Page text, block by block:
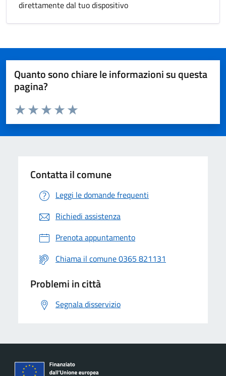
direttamente dal tuo dispositivo
Quanto sono chiare le informazioni su questa
pagina?
Valuta da 1 a 5 stelle la pagina
Valuta 5 stelle su 5
Valuta 4 stelle su 5
Valuta 3 stelle su 5
Valuta 2 stelle su 5
Valuta 1 stelle su 5
Contatta il comune
Leggi le domande frequenti
Richiedi assistenza
Prenota appuntamento
Chiama il comune 0365 821131
Problemi in città
Segnala disservizio